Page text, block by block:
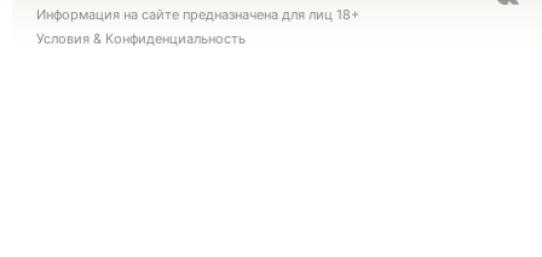
Информация на сайте предназначена для лиц 18+
Условия & Конфиденциальность